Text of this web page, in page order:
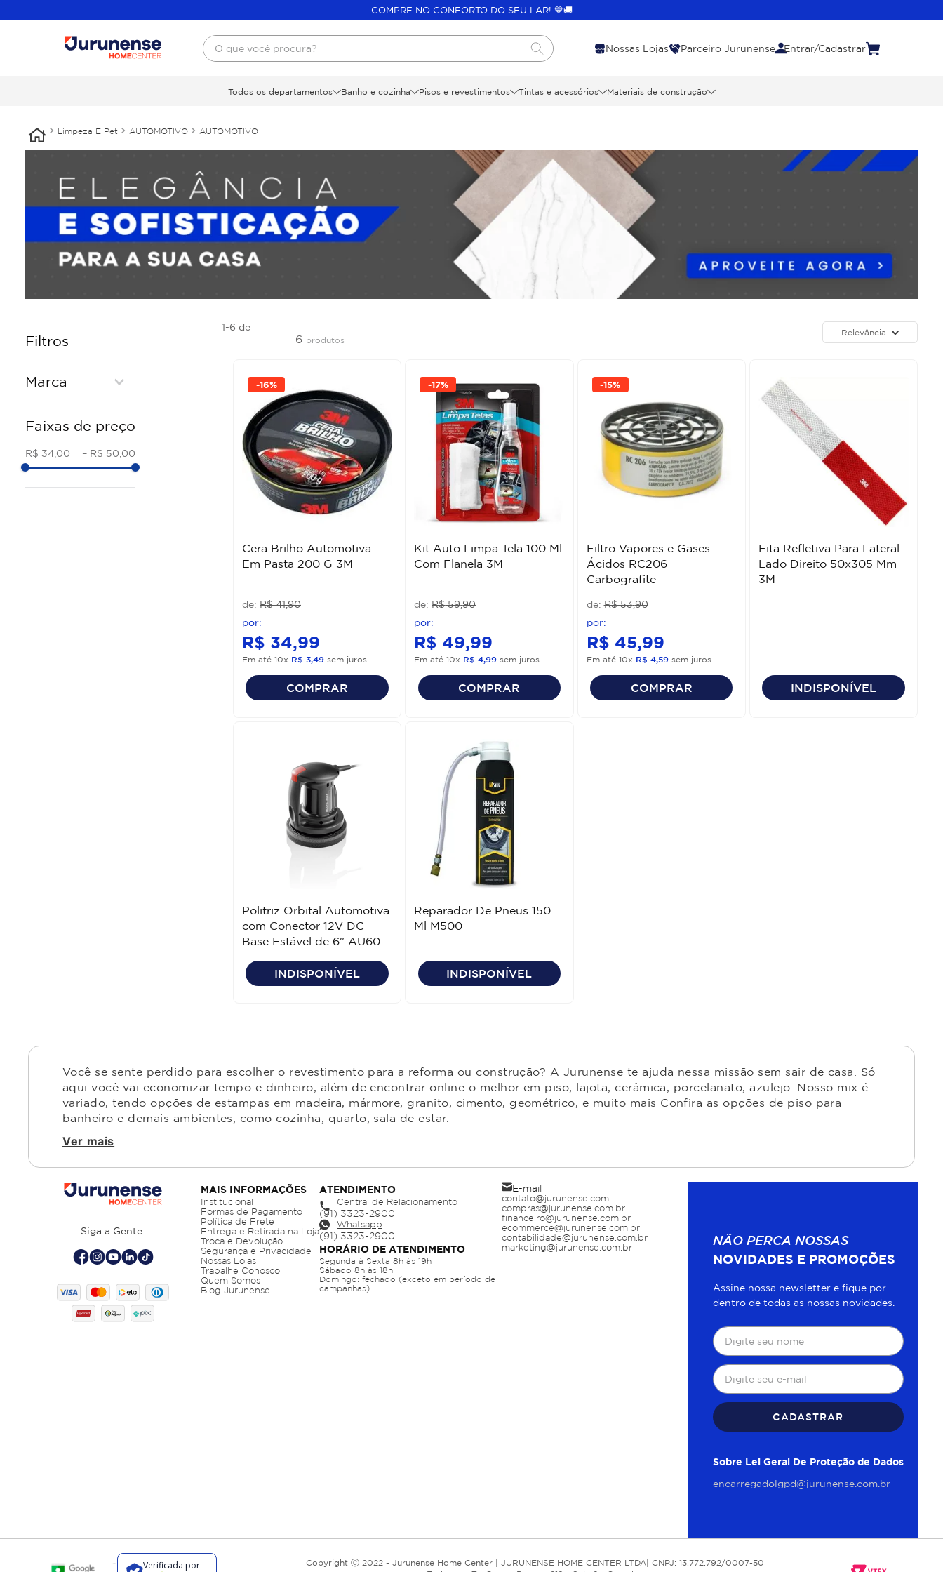
COMPRE NO CONFORTO DO SEU LAR! 💙🚚
O que você procura?
Nossas Lojas Parceiro Jurunense Entrar/Cadastrar
Todos os departamentos Banho e cozinha Pisos e revestimentos Tintas e acessórios Materiais de construção
Limpeza E Pet AUTOMOTIVO AUTOMOTIVO
Filtros
Marca
MULTILASER
CARBOGRAFITE
#M500
Faixas de preço
R$ 34,00 – R$ 50,00
1-6 de
6 produtos
Relevância
-16%
Cera Brilho Automotiva
Em Pasta 200 G 3M
R$ 41,90
R$ 34,99
Em até 10x R$ 3,49 sem juros
COMPRAR
-17%
Kit Auto Limpa Tela 100 Ml
Com Flanela 3M
R$ 59,90
R$ 49,99
Em até10x R$ 4,99 sem juros
COMPRAR
-15%
Filtro Vapores e Gases
Ácidos RC206
Carbografite
R$ 53,90
R$ 45,99
Em até 10x R$ 4,59sem juros
COMPRAR
Fita Refletiva Para Lateral
Lado Direito 50x305 Mm
3M
INDISPONÍVEL
Politriz Orbital Automotiva
com Conector 12V DC
Base Estável de 6" AU605
INDISPONÍVEL
Reparador De Pneus 150
Ml M500
INDISPONÍVEL
Você se sente perdido para escolher o revestimento para a reforma ou construção? A Jurunense te ajuda nessa missão sem sair de casa. Só
aqui você vai economizar tempo e dinheiro, além de encontrar online o melhor em piso, lajota, cerâmica, porcelanato, azulejo. Nosso mix é
variado, tendo opções de estampas em madeira, mármore, granito, cimento, geométrico, e muito mais Confira as opções de piso para
banheiro e demais ambientes, como cozinha, quarto, sala de estar.
Ver mais
Siga a Gente:
MAIS INFORMAÇÕES
Institucional
Formas de Pagamento
Política de Frete
Entrega e Retirada na Loja
Troca e Devolução
Segurança e Privacidade
Nossas Lojas
Trabalhe Conosco
Quem Somos
Blog Jurunense
ATENDIMENTO
Central de Relacionamento
Whatsapp
HORÁRIO DE ATENDIMENTO
Segunda à Sexta 8h às 19h
Sábado 8h às 18h
Domingo: fechado (exceto em período de
campanhas)
E-mail
contato@jurunense.com
compras@jurunense.com.br
financeiro@jurunense.com.br
ecommerce@jurunense.com.br
contabilidade@jurunense.com.br
marketing@jurunense.com.br
NÃO PERCA NOSSAS
NOVIDADES E PROMOÇÕES
Assine nossa newsletter e fique por
dentro de todas as nossas novidades.
CADASTRAR
Sobre Lei Geral De Proteção de Dados
encarregadolgpd@jurunense.com.br
Copyright Ⓒ 2022 - Jurunense Home Center | JURUNENSE HOME CENTER LTDA| CNPJ: 13.772.792/0007-50